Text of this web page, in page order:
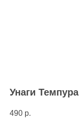
Унаги Темпура
490 р.